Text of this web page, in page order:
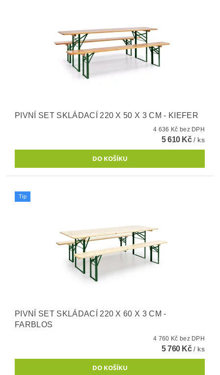
PIVNÍ SET SKLÁDACÍ 220 X 50 X 3 CM - KIEFER
4 636 Kč bez DPH
5 610 Kč/ ks
Tip
PIVNÍ SET SKLÁDACÍ 220 X 60 X 3 CM -
FARBLOS
4 760 Kč bez DPH
5 760 Kč/ ks